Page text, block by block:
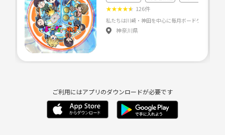
★★★★★ 126件
神奈川県
ご利用にはアプリのダウンロードが必要です